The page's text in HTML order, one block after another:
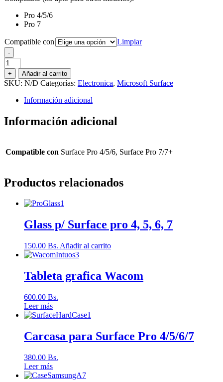
Pro 4/5/6
Pro 7
Compatible con Limpiar
-
Surface
USB
HUB
(Pro
4/5/6/7/7+)
cantidad
+ Añadir al carrito
SKU: N/D Categorías: Electronica, Microsoft Surface
Información adicional
Información adicional
Compatible con Surface Pro 4/5/6, Surface Pro 7/7+
Productos relacionados
Glass p/ Surface pro 4, 5, 6, 7
150.00 Bs. Añadir al carrito
Tableta grafica Wacom
600.00 Bs.
Leer más
Carcasa para Surface Pro 4/5/6/7
380.00 Bs.
Leer más